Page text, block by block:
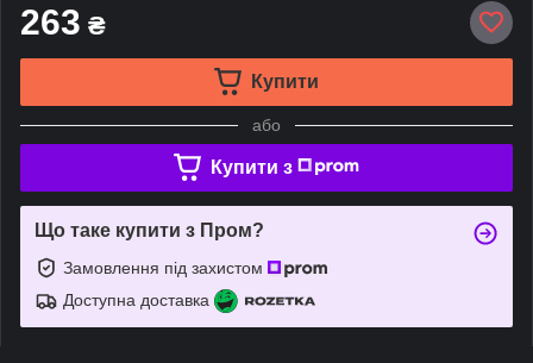
263 ₴
Купити
або
Купити з
Що таке купити з Пром?
Замовлення під захистом
Доступна доставка